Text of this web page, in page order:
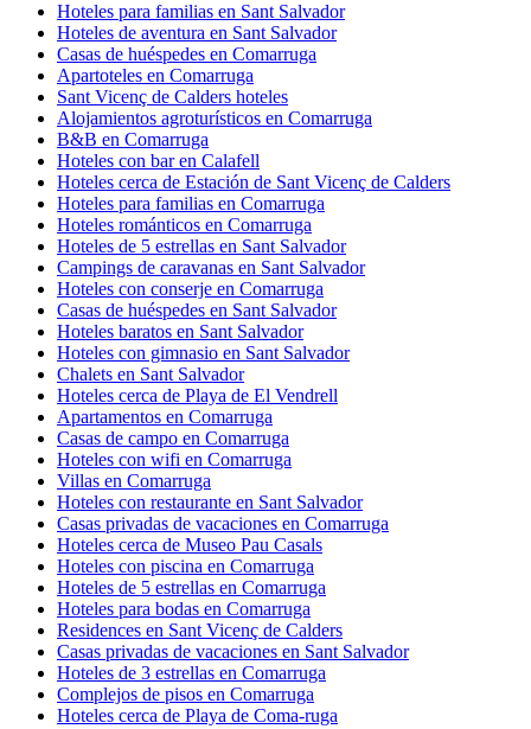
Hoteles para familias en Sant Salvador
Hoteles de aventura en Sant Salvador
Casas de huéspedes en Comarruga
Apartoteles en Comarruga
Sant Vicenç de Calders hoteles
Alojamientos agroturísticos en Comarruga
B&B en Comarruga
Hoteles con bar en Calafell
Hoteles cerca de Estación de Sant Vicenç de Calders
Hoteles para familias en Comarruga
Hoteles románticos en Comarruga
Hoteles de 5 estrellas en Sant Salvador
Campings de caravanas en Sant Salvador
Hoteles con conserje en Comarruga
Casas de huéspedes en Sant Salvador
Hoteles baratos en Sant Salvador
Hoteles con gimnasio en Sant Salvador
Chalets en Sant Salvador
Hoteles cerca de Playa de El Vendrell
Apartamentos en Comarruga
Casas de campo en Comarruga
Hoteles con wifi en Comarruga
Villas en Comarruga
Hoteles con restaurante en Sant Salvador
Casas privadas de vacaciones en Comarruga
Hoteles cerca de Museo Pau Casals
Hoteles con piscina en Comarruga
Hoteles de 5 estrellas en Comarruga
Hoteles para bodas en Comarruga
Residences en Sant Vicenç de Calders
Casas privadas de vacaciones en Sant Salvador
Hoteles de 3 estrellas en Comarruga
Complejos de pisos en Comarruga
Hoteles cerca de Playa de Coma-ruga